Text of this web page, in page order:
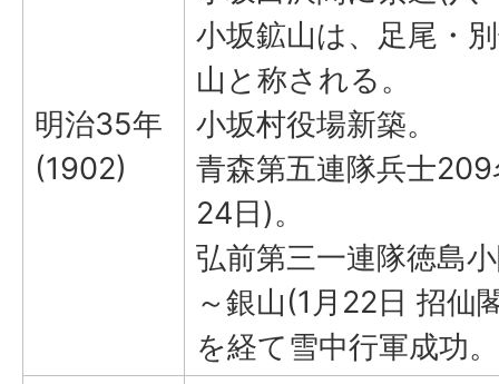
明治35年
(1902)
小坂鉱山は、足尾・
山と称される。
小坂村役場新築。
青森第五連隊兵士
24日)。
弘前第三一連隊徳島
～銀山(1月22日 招仙
を経て雪中行軍成功。